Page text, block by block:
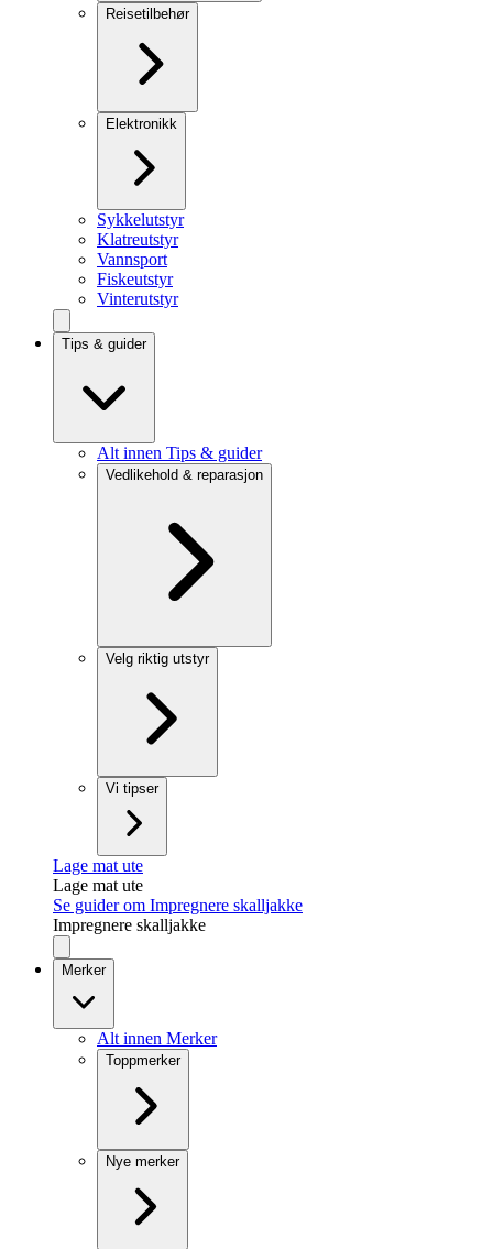
Reisetilbehør
Elektronikk
Sykkelutstyr
Klatreutstyr
Vannsport
Fiskeutstyr
Vinterutstyr
Tips & guider
Alt innen Tips & guider
Vedlikehold & reparasjon
Velg riktig utstyr
Vi tipser
Lage mat ute
Lage mat ute
Se guider om Impregnere skalljakke
Impregnere skalljakke
Merker
Alt innen Merker
Toppmerker
Nye merker